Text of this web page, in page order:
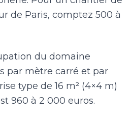
de Paris, comptez 500 à
du domaine
par mètre carré et par
type de 16 m² (4×4 m)
960 à 2 000 euros.